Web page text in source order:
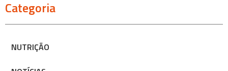
Categoria
NUTRIÇÃO